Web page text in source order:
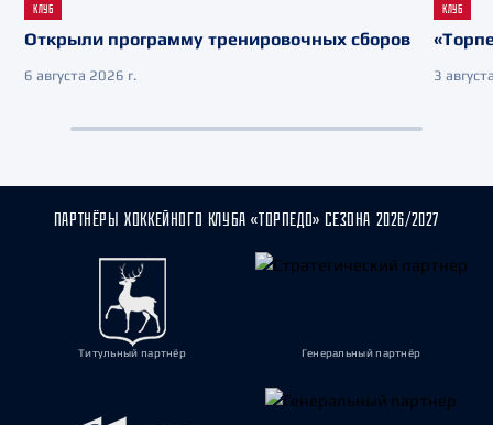
КЛУБ
Открыли программу тренировочных сборов
6 августа 2026 г.
КЛУБ
3
ПАРТНЁРЫ ХОККЕЙНОГО КЛУБА «ТОРПЕДО» СЕЗОНА 2026/2027
Титульный партнёр Генеральный партнёр